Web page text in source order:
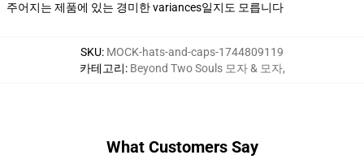
주어지는 제품에 있는 경미한 variances일지도 모릅니다
SKU: MOCK-hats-and-caps-1744809119
카테고리: Beyond Two Souls 모자 & 모자,
What Customers Say